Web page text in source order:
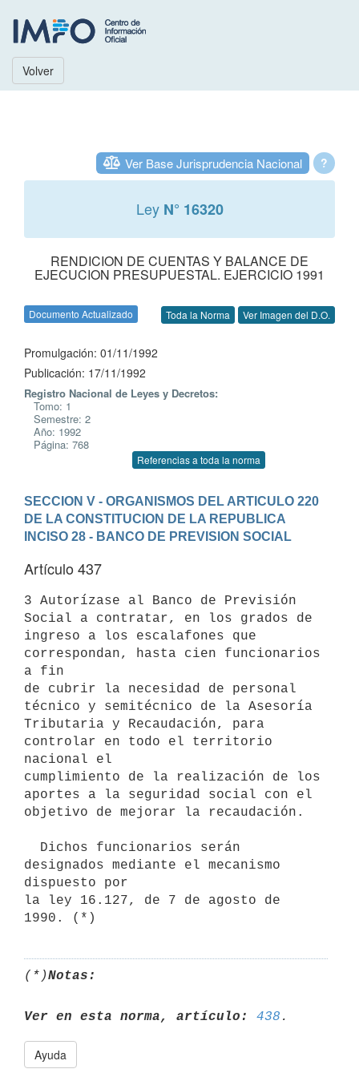
Volver
?
Ver Base Jurisprudencia Nacional
Ley N° 16320
RENDICION DE CUENTAS Y BALANCE DE
EJECUCION PRESUPUESTAL. EJERCICIO 1991
Documento Actualizado Toda la Norma Ver Imagen del D.O.
Promulgación: 01/11/1992
Publicación: 17/11/1992
Registro Nacional de Leyes y Decretos:
Tomo: 1
Semestre: 2
Año: 1992
Página: 768
Referencias a toda la norma
SECCION V - ORGANISMOS DEL ARTICULO 220
DE LA CONSTITUCION DE LA REPUBLICA
INCISO 28 - BANCO DE PREVISION SOCIAL
Artículo 437
3 Autorízase al Banco de Previsión
Social a contratar, en los grados de
ingreso a los escalafones que
correspondan, hasta cien funcionarios
a fin
de cubrir la necesidad de personal
técnico y semitécnico de la Asesoría
Tributaria y Recaudación, para
controlar en todo el territorio
nacional el
cumplimiento de la realización de los
aportes a la seguridad social con el
objetivo de mejorar la recaudación.
designados mediante el mecanismo
dispuesto por
la ley 16.127, de 7 de agosto de
(*)Notas:
Ver en esta norma, artículo: 438
Ayuda